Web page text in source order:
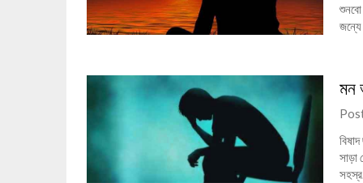
শুনবো
মন
সাড়া